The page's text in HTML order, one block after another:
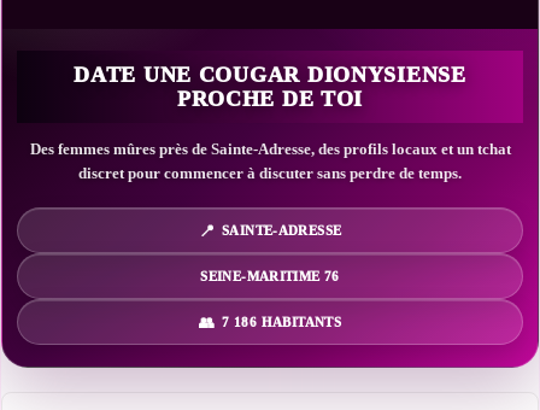
DATE UNE COUGAR DIONYSIENSE
PROCHE DE TOI
Des femmes mûres près de Sainte-Adresse, des profils locaux et un tchat
discret pour commencer à discuter sans perdre de temps.
SAINTE-ADRESSE
SEINE-MARITIME 76
7 186 HABITANTS